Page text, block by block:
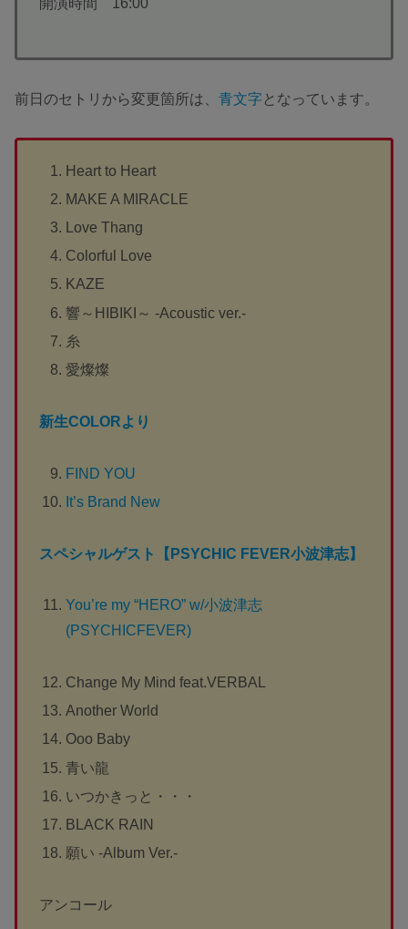
開演時間 16:00
前日のセトリから変更箇所は、 青文字 となっています。
Heart to Heart
MAKE A MIRACLE
Love Thang
Colorful Love
KAZE
響～HIBIKI～ -Acoustic ver.-
糸
愛燦燦
新生COLORより
FIND YOU
It’s Brand New
スペシャルゲスト【PSYCHIC FEVER小波津志】
You’re my “HERO” w/小波津志
(PSYCHICFEVER)
Change My Mind feat.VERBAL
Another World
Ooo Baby
青い龍
いつかきっと・・・
BLACK RAIN
願い -Album Ver.-
アンコール